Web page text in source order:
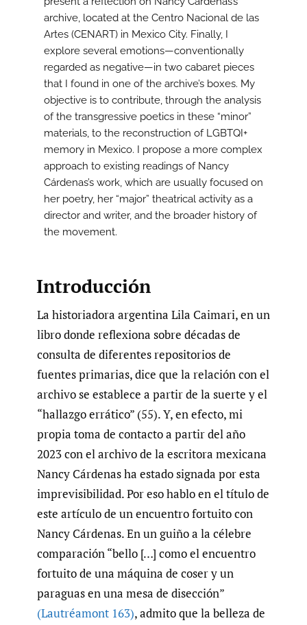
archive, located at the Centro Nacional de las
Artes (CENART) in Mexico City. Finally, I
explore several emotions—conventionally
regarded as negative—in two cabaret pieces
that I found in one of the archive’s boxes. My
objective is to contribute, through the analysis
of the transgressive poetics in these “minor”
materials, to the reconstruction of LGBTQI+
memory in Mexico. I propose a more complex
approach to existing readings of Nancy
Cárdenas’s work, which are usually focused on
her poetry, her “major” theatrical activity as a
director and writer, and the broader history of
the movement.
Introducción
La historiadora argentina Lila Caimari, en un
libro donde reflexiona sobre décadas de
consulta de diferentes repositorios de
fuentes primarias, dice que la relación con el
archivo se establece a partir de la suerte y el
“hallazgo errático” (55). Y, en efecto, mi
propia toma de contacto a partir del año
2023 con el archivo de la escritora mexicana
Nancy Cárdenas ha estado signada por esta
imprevisibilidad. Por eso hablo en el título de
este artículo de un encuentro fortuito con
Nancy Cárdenas. En un guiño a la célebre
comparación “bello […] como el encuentro
fortuito de una máquina de coser y un
paraguas en una mesa de disección”
(Lautréamont 163), admito que la belleza de